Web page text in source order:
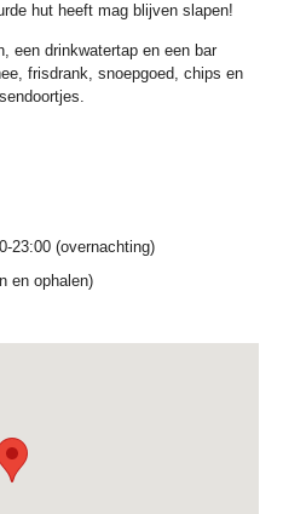
hut heeft mag blijven slapen!
een drinkwatertap en een bar
frisdrank, snoepgoed, chips en
23:00 (overnachting)
en ophalen)